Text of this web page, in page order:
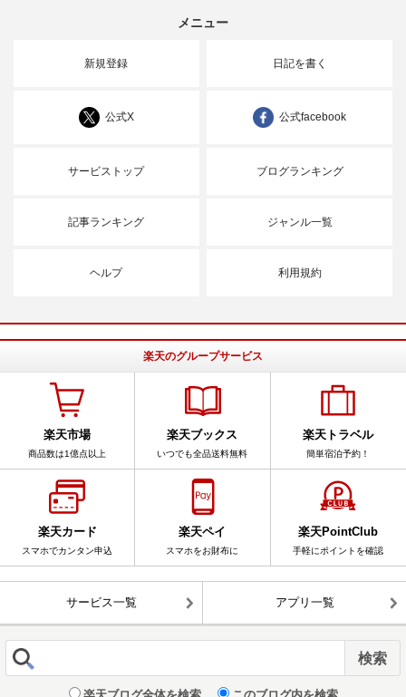
メニュー
新規登録 日記を書く
公式X 公式facebook
サービストップ ブログランキング
記事ランキング ジャンル一覧
ヘルプ 利用規約
楽天のグループサービス
楽天市場
商品数は1億点以上
楽天ブックス
いつでも全品送料無料
楽天トラベル
簡単宿泊予約！
楽天カード
スマホでカンタン申込
楽天ペイ
スマホをお財布に
楽天PointClub
手軽にポイントを確認
サービス一覧 アプリ一覧